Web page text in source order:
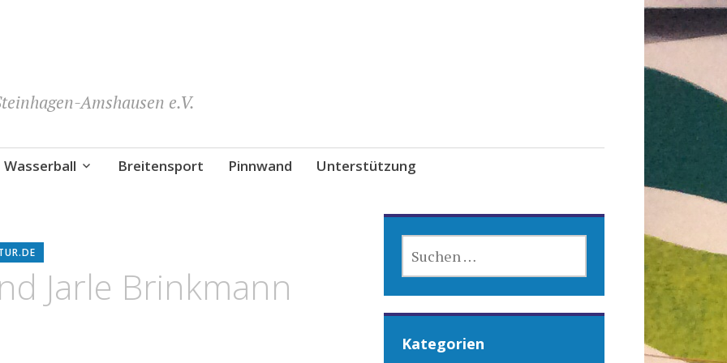
Amshausen e.V.
Wasserball Breitensport Pinnwand Unterstützung
Jarle Brinkmann
NACH:
Kategorien